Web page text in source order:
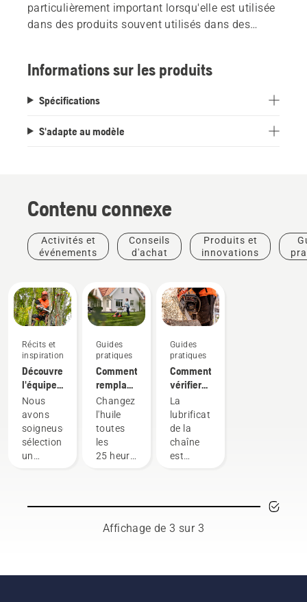
particulièrement important lorsqu'elle est utilisée
dans des produits souvent utilisés dans des
prolonge sa durée de vie. La formulation utilisée
bonne protection contre les grippages, tant contre
les grippages de piston liés au manque d'huile ou
au carbone.
Informations sur les produits
Spécifications
S'adapte au modèle
Contenu connexe
Activités et
événements
Conseils
d'achat
Produits et
innovations
Récits et
inspiration
Découvrez
l'équipe
H
Husqvarna,
nos
utilisateurs
les plus
Nous
avons
soigneusement
sélectionné
un
hautement
Guides
pratiques
Comment
remplacer
l'huile de
votre
tondeuse
Husqvarna
Changez
l'huile
toutes
les
25 heures
chaque
saison. Il
Guides
pratiques
Comment
vérifier
que la
lubrification
de la
chaîne
fonctionne
La
lubrification
de la
chaîne
est
d'une
tronçonneuse.
Affichage de 3 sur 3